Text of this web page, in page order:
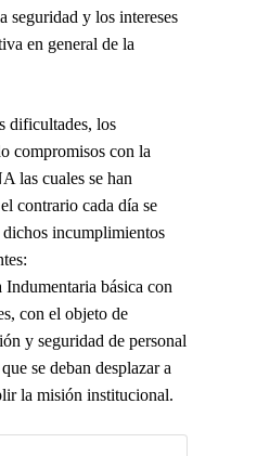
seguridad y los intereses
en general de la
dificultades, los
compromisos con la
las cuales se han
contrario cada día se
dichos incumplimientos
Indumentaria básica con
con el objeto de
y seguridad de personal
se deban desplazar a
la misión institucional.